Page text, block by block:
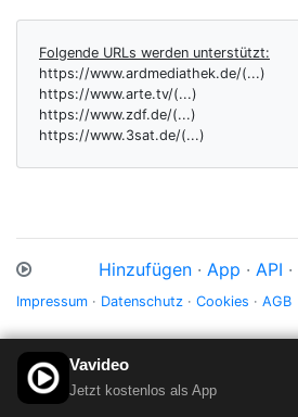
Folgende URLs werden unterstützt:
https://www.ardmediathek.de/(...)
https://www.arte.tv/(...)
https://www.zdf.de/(...)
https://www.3sat.de/(...)
Hinzufügen · App · API ·
Impressum · Datenschutz · Cookies · AGB
Vavideo
Jetzt kostenlos als App